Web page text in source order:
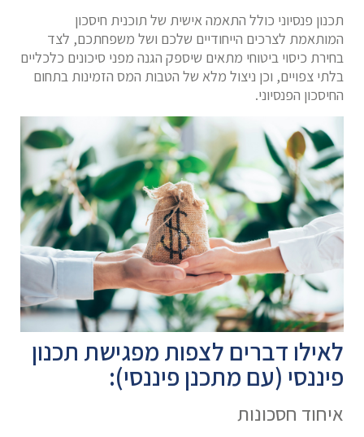
תכנון פנסיוני כולל התאמה אישית של תוכנית חיסכון
המותאמת לצרכים הייחודיים שלכם ושל משפחתכם, לצד
בחירת כיסוי ביטוחי מתאים שיספק הגנה מפני סיכונים כלכליים
בלתי צפויים, וכן ניצול מלא של הטבות המס הזמינות בתחום
החיסכון הפנסיוני.
לאילו דברים לצפות מפגישת תכנון
פיננסי (עם מתכנן פיננסי):
איחוד חסכונות